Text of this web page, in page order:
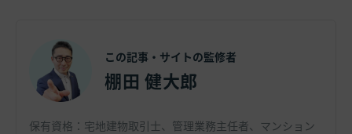
この記事・サイトの監修者
棚田 健大郎
保有資格：宅地建物取引士、管理業務主任者、マンション